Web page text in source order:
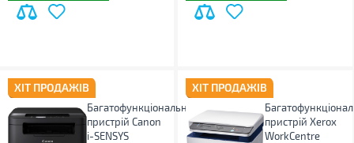
ХІТ ПРОДАЖІВ
Багатофункціональний
пристрій Canon
i-SENSYS
ХІТ ПРОДАЖІВ
пристрій Xerox
WorkCentre